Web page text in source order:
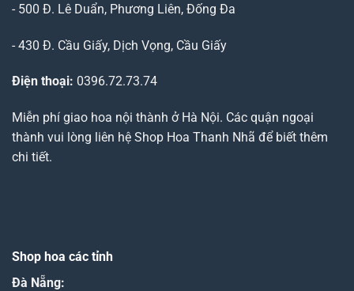
- 500 Đ. Lê Duẩn, Phương Liên, Đống Đa
- 430 Đ. Cầu Giấy, Dịch Vọng, Cầu Giấy
Điện thoại: 0396.72.73.74
Miễn phí giao hoa nội thành ở Hà Nội. Các quận ngoại
thành vui lòng liên hệ Shop Hoa Thanh Nhã để biết thêm
chi tiết.
Shop hoa các tỉnh
Đà Nẵng: